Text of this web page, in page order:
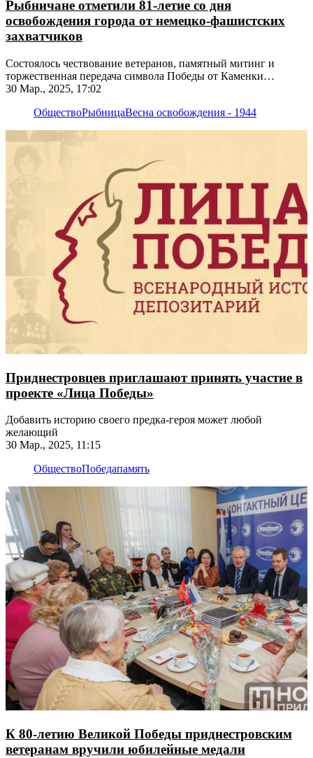
Рыбничане отметили 81-летие со дня
освобождения города от немецко-фашистских
захватчиков
​​​​​​​Состоялось чествование ветеранов, памятный митинг и
торжественная передача символа Победы от Каменки
Рыбнице
30 Мар., 2025, 17:02
ОбществоРыбницаВесна освобождения - 1944
Приднестровцев приглашают принять участие в
проекте «Лица Победы»
Добавить историю своего предка-героя может любой
желающий
30 Мар., 2025, 11:15
ОбществоПобедапамять
К 80-летию Великой Победы приднестровским
ветеранам вручили юбилейные медали